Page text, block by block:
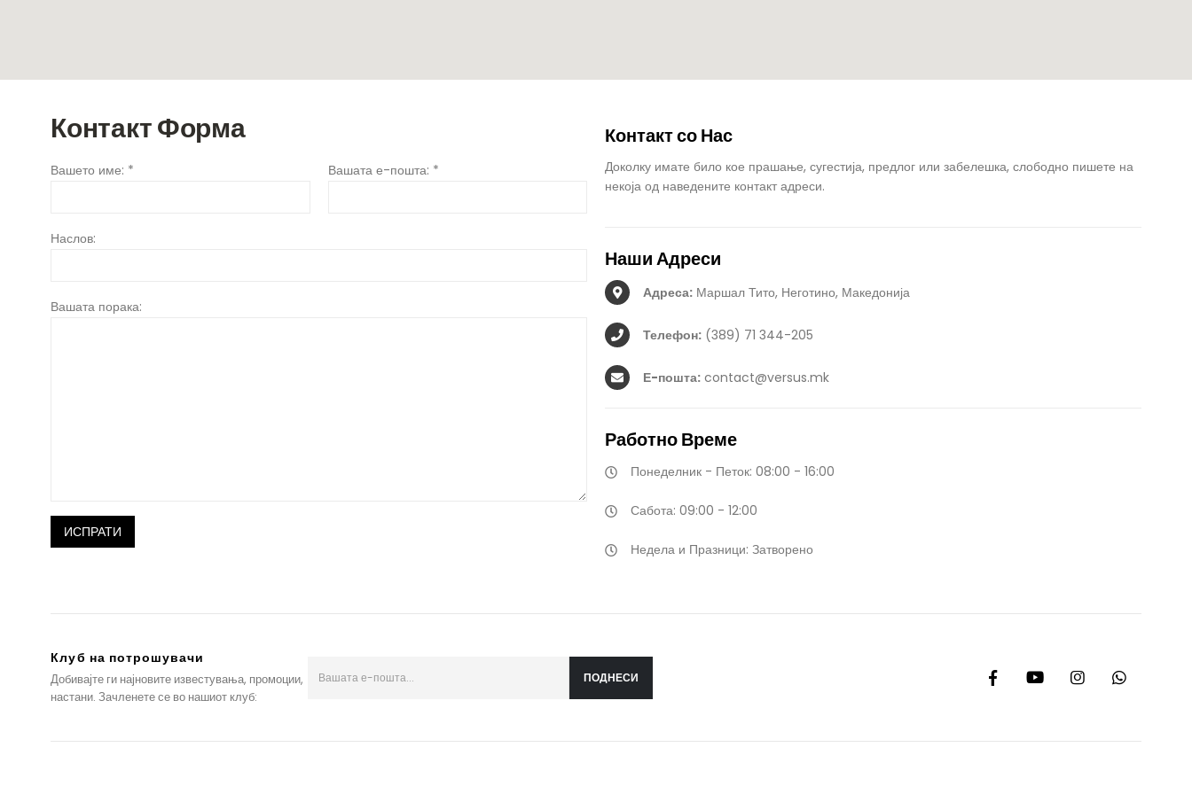
КонтактФорма
Вашето име: * Вашата е-пошта: *
Наслов:
Вашата порака:
Контакт соНас
Доколку имате било кое прашање, сугестија, предлог или забелешка, слободно пишете на
некоја од наведените контакт адреси.
НашиАдреси
Адреса: Маршал Тито, Неготино, Македонија
Телефон: (389) 71 344-205
Е-пошта: contact@versus.mk
РаботноВреме
Понеделник - Петок: 08:00 - 16:00
Сабота: 09:00 - 12:00
Недела и Празници: Затворено
Клуб на потрошувачи
Добивајте ги најновите известувања, промоции,
настани. Зачленете се во нашиот клуб: